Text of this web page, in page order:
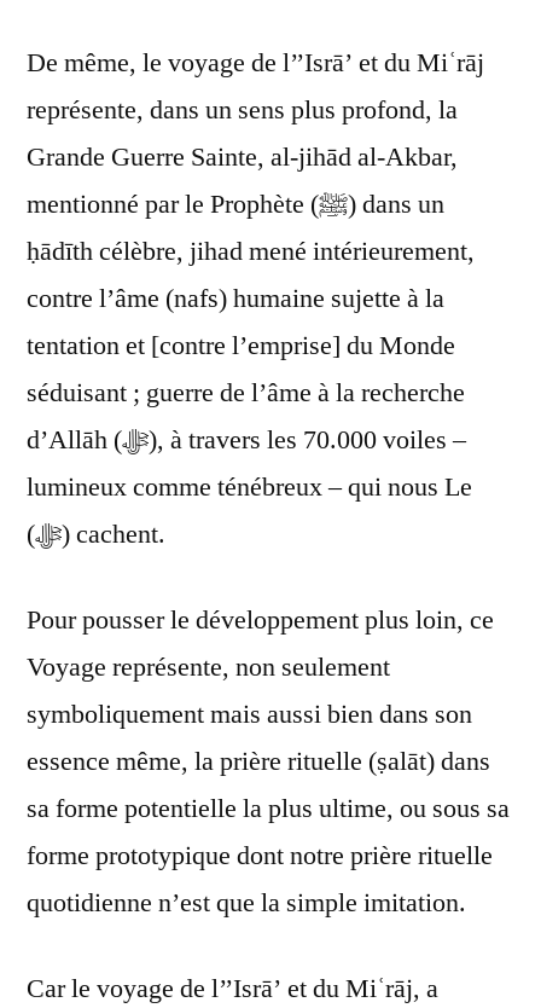
De même, le voyage de l’’Isrā’ et du Miʿrāj
représente, dans un sens plus profond, la
Grande Guerre Sainte, al-jihād al-Akbar,
mentionné par le Prophète (ﷺ) dans un
ḥādīth célèbre, jihad mené intérieurement,
contre l’âme (nafs) humaine sujette à la
tentation et [contre l’emprise] du Monde
séduisant ; guerre de l’âme à la recherche
d’Allāh (ﷻ), à travers les 70.000 voiles –
lumineux comme ténébreux – qui nous Le
(ﷻ) cachent.
Pour pousser le développement plus loin, ce
Voyage représente, non seulement
symboliquement mais aussi bien dans son
essence même, la prière rituelle (ṣalāt) dans
sa forme potentielle la plus ultime, ou sous sa
forme prototypique dont notre prière rituelle
quotidienne n’est que la simple imitation.
Car le voyage de l’’Isrā’ et du Miʿrāj, a